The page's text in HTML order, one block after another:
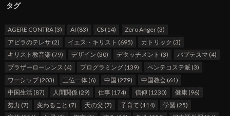
タグ
AGERE CONTRA(3) AI (83) CS (14) Zero Anger(3)
アビラのテレサ(2) イエス・キリスト (695) カトリック (3)
キリスト教音楽 (79) デザイン (30) デタッチメント (3) バプテスマ (4)
ブラザーローレンス (4) プログラミング (139) ペンテコステ派 (3)
ワーシップ(203) 三位一体 (6) 中国 (279) 中国教会(61)
中国生活(87) 人間関係 (29) 仕事 (174) 信仰 (1230) 健康(96)
努力 (7) 変わること (7) 天の父 (7) 子育て (114) 学習 (25)